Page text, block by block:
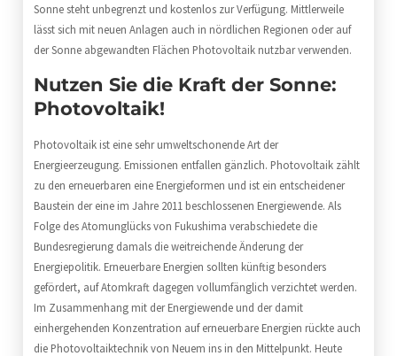
Sonne steht unbegrenzt und kostenlos zur Verfügung. Mittlerweile
lässt sich mit neuen Anlagen auch in nördlichen Regionen oder auf
der Sonne abgewandten Flächen Photovoltaik nutzbar verwenden.
Nutzen Sie die Kraft der Sonne:
Photovoltaik!
Photovoltaik ist eine sehr umweltschonende Art der
Energieerzeugung. Emissionen entfallen gänzlich. Photovoltaik zählt
zu den erneuerbaren eine Energieformen und ist ein entscheidener
Baustein der eine im Jahre 2011 beschlossenen Energiewende. Als
Folge des Atomunglücks von Fukushima verabschiedete die
Bundesregierung damals die weitreichende Änderung der
Energiepolitik. Erneuerbare Energien sollten künftig besonders
gefördert, auf Atomkraft dagegen vollumfänglich verzichtet werden.
Im Zusammenhang mit der Energiewende und der damit
einhergehenden Konzentration auf erneuerbare Energien rückte auch
die Photovoltaiktechnik von Neuem ins in den Mittelpunkt. Heute